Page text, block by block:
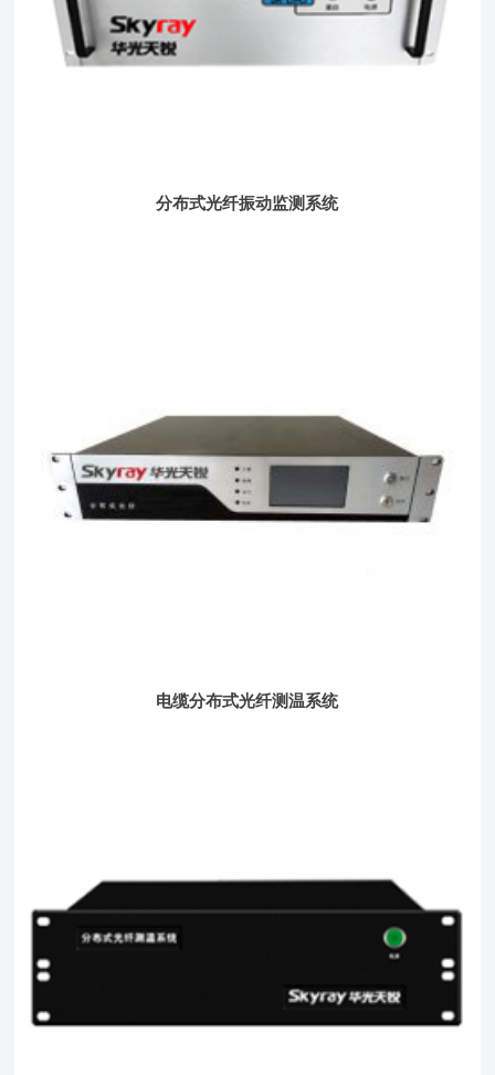
分布式光纤振动监测系统
电缆分布式光纤测温系统